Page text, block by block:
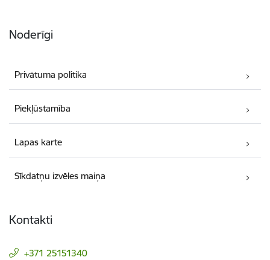
Noderīgi
Privātuma politika
Piekļūstamība
Lapas karte
Sīkdatņu izvēles maiņa
Kontakti
+371 25151340